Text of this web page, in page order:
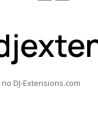
по DJ-Extensions.com